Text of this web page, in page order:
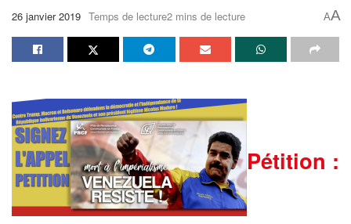
26 janvier 2019 Temps de lecture2 mins de lecture AA
Pétition :